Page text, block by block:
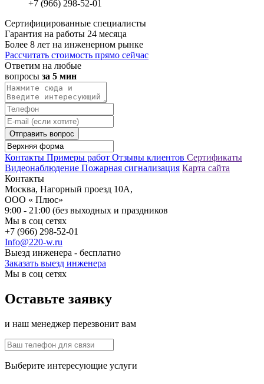
+7 (966) 298-52-01
Сертифицированные специалисты
Гарантия на работы 24 месяца
Более 8 лет на инженерном рынке
Рассчитать стоимость прямо сейчас
Ответим на любые
вопросы за 5 мин
Отправить вопрос
Контакты Примеры работ Отзывы клиентов Сертификаты
Видеонаблюдение Пожарная сигнализация Карта сайта
Контакты
Москва, Нагорный проезд 10А,
ООО « Плюс»
9:00 - 21:00 (без выходных и праздников
Мы в соц сетях
+7 (966) 298-52-01
Info@220-w.ru
Выезд инженера - бесплатно
Заказать выезд инженера
Мы в соц сетях
Оставьте заявку
и наш менеджер перезвонит вам
Выберите интересующие услуги